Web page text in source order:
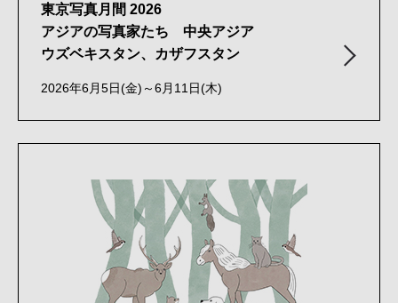
東京写真月間 2026
アジアの写真家たち 中央アジア
ウズベキスタン、カザフスタン
2026年6月5日(金)～6月11日(木)